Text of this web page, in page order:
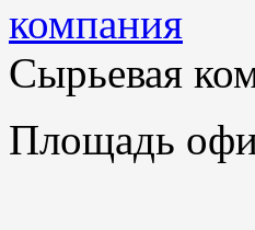
Сырьевая
Площадь